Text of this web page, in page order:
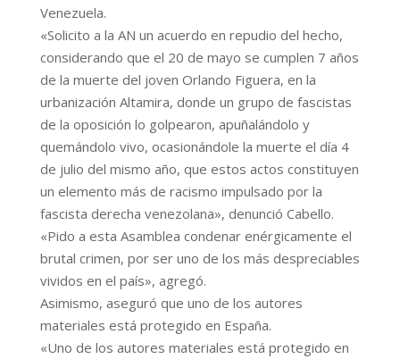
Venezuela.
«Solicito a la AN un acuerdo en repudio del hecho,
considerando que el 20 de mayo se cumplen 7 años
de la muerte del joven Orlando Figuera, en la
urbanización Altamira, donde un grupo de fascistas
de la oposición lo golpearon, apuñalándolo y
quemándolo vivo, ocasionándole la muerte el día 4
de julio del mismo año, que estos actos constituyen
un elemento más de racismo impulsado por la
fascista derecha venezolana», denunció Cabello.
«Pido a esta Asamblea condenar enérgicamente el
brutal crimen, por ser uno de los más despreciables
vividos en el país», agregó.
Asimismo, aseguró que uno de los autores
materiales está protegido en España.
«Uno de los autores materiales está protegido en